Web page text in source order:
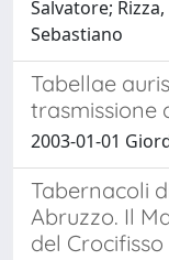
Salvatore;
Sebastiano
Tabellae
trasmissione
2003-01-01
Tabernacoli
Abruzzo. Il
del